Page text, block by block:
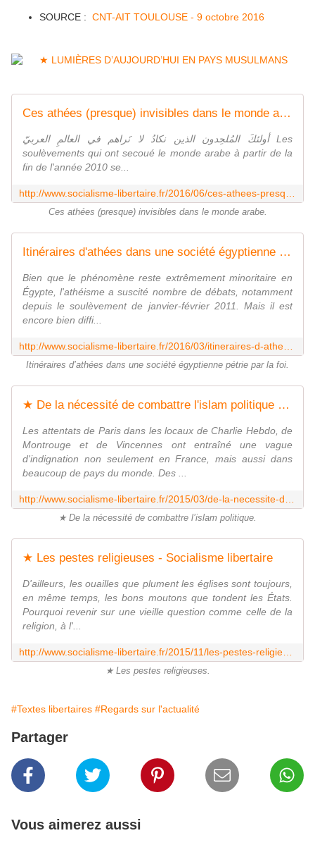
SOURCE : CNT-AIT TOULOUSE - 9 octobre 2016
Ces athées (presque) invisibles dans le monde arabe - Socialisme libertaire
أولئكَ المُلحِدون الذين نكادُ لا نَراهم في العالمِ العربيّ Les
soulèvements qui ont secoué le monde arabe à partir de la
fin de l'année 2010 se...
Ces athées (presque) invisibles dans le monde arabe.
Itinéraires d'athées dans une société égyptienne pétrie par la foi - Socialisme libertaire
Bien que le phénomène reste extrêmement minoritaire en
Égypte, l'athéisme a suscité nombre de débats, notamment
depuis le soulèvement de janvier-février 2011. Mais il est
encore bien diffi...
Itinéraires d’athées dans une société égyptienne pétrie par la foi.
★ De la nécessité de combattre l'islam politique (1ère partie) - Socialisme libertaire
Les attentats de Paris dans les locaux de Charlie Hebdo, de
Montrouge et de Vincennes ont entraîné une vague
d'indignation non seulement en France, mais aussi dans
beaucoup de pays du monde. Des ...
★ De la nécessité de combattre l’islam politique.
★ Les pestes religieuses - Socialisme libertaire
D'ailleurs, les ouailles que plument les églises sont toujours,
en même temps, les bons moutons que tondent les États.
Pourquoi revenir sur une vieille question comme celle de la
religion, à l'...
★ Les pestes religieuses.
#Textes libertaires #Regards sur l'actualité
Partager
Vous aimerez aussi